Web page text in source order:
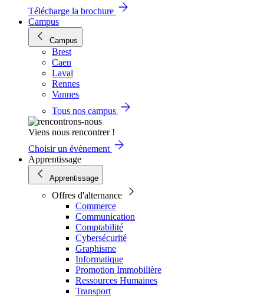
Télécharge la brochure
Campus
Campus
Brest
Caen
Laval
Rennes
Vannes
Tous nos campus
Viens nous rencontrer !
Choisir un évènement
Apprentissage
Apprentissage
Offres d'alternance
Commerce
Communication
Comptabilité
Cybersécurité
Graphisme
Informatique
Promotion Immobilière
Ressources Humaines
Transport